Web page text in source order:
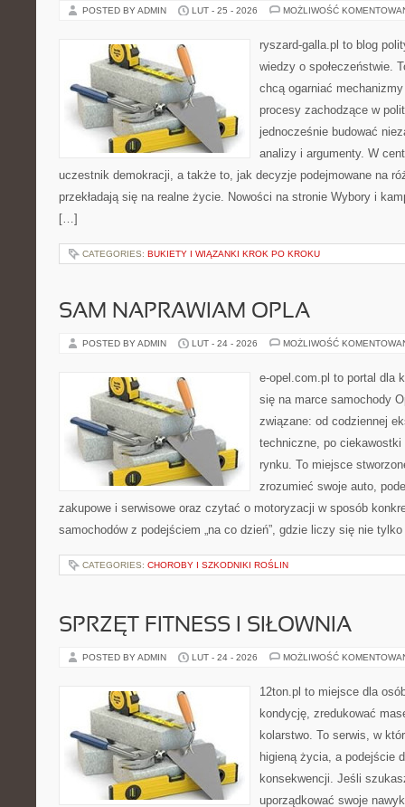
POSTED BY ADMIN LUT - 25 - 2026 MOŻLIWOŚĆ
ryszard-galla.pl to blog
wiedzy o społeczeństwie.
chcą ogarniać
procesy zachodzące w
jednocześnie budować
analizy i argumenty. W
uczestnik demokracji, a także to, jak decyzje podejmowane na
przekładają się na realne życie. Nowości na stronie Wybory i
[…]
CATEGORIES: BUKIETY I WIĄZANKI KROK PO KROKU
SAM NAPRAWIAM OPLA
POSTED BY ADMIN LUT - 24 - 2026 MOŻLIWOŚĆ
e-opel.com.pl to portal dla
się na marce samochody
związane: od codziennej
techniczne, po
rynku. To miejsce
zrozumieć swoje auto,
zakupowe i serwisowe oraz czytać o motoryzacji w sposób
samochodów z podejściem „na co dzień”, gdzie liczy się nie
CATEGORIES: CHOROBY I SZKODNIKI ROŚLIN
SPRZĘT FITNESS I SIŁOWNIA
POSTED BY ADMIN LUT - 24 - 2026 MOŻLIWOŚĆ
12ton.pl to miejsce dla
kondycję, zredukować
kolarstwo. To serwis, w
higieną życia, a podejście
konsekwencji. Jeśli
uporządkować swoje